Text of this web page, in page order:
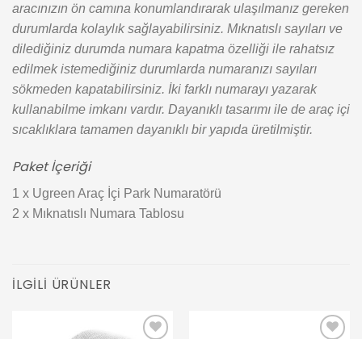
aracınızın ön camına konumlandırarak ulaşılmanız gereken
durumlarda kolaylık sağlayabilirsiniz. Mıknatıslı sayıları ve
dilediğiniz durumda numara kapatma özelliği ile rahatsız
edilmek istemediğiniz durumlarda numaranızı sayıları
sökmeden kapatabilirsiniz. İki farklı numarayı yazarak
kullanabilme imkanı vardır. Dayanıklı tasarımı ile de araç içi
sıcaklıklara tamamen dayanıklı bir yapıda üretilmiştir.
Paket İçeriği
1 x Ugreen Araç İçi Park Numaratörü
2 x Mıknatıslı Numara Tablosu
İLGILI ÜRÜNLER